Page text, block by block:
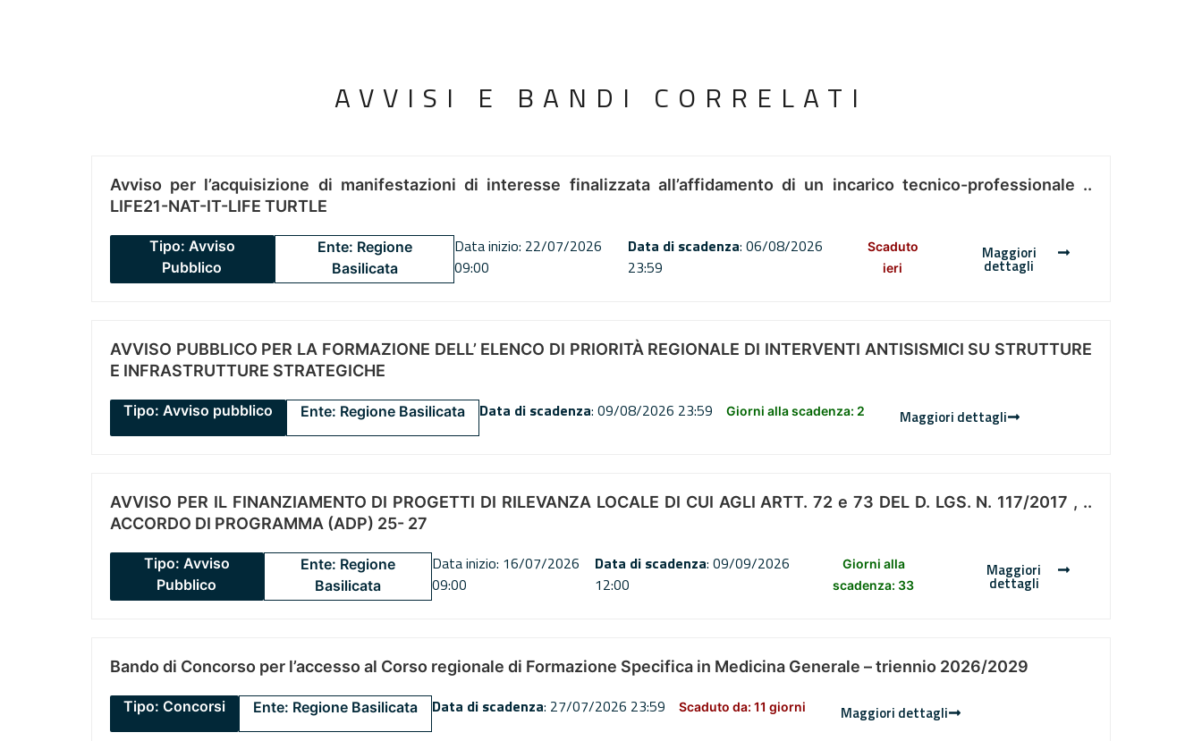
AVVISI E BANDI CORRELATI
Avviso per l’acquisizione di manifestazioni di interesse finalizzata all’affidamento di un incarico tecnico-professionale ..
LIFE21-NAT-IT-LIFE TURTLE
Tipo: Avviso
Pubblico
Ente: Regione
Basilicata
Data inizio: 22/07/2026
09:00
Data di scadenza: 06/08/2026
23:59
Scaduto
ieri
Maggiori
dettagli
AVVISO PUBBLICO PER LA FORMAZIONE DELL’ ELENCO DI PRIORITÀ REGIONALE DI INTERVENTI ANTISISMICI SU STRUTTURE
E INFRASTRUTTURE STRATEGICHE
Tipo: Avviso pubblico Ente: Regione Basilicata Data di scadenza: 09/08/2026 23:59 Giorni alla scadenza: 2 Maggiori dettagli
AVVISO PER IL FINANZIAMENTO DI PROGETTI DI RILEVANZA LOCALE DI CUI AGLI ARTT. 72 e 73 DEL D. LGS. N. 117/2017 , ..
ACCORDO DI PROGRAMMA (ADP) 25- 27
Tipo: Avviso
Pubblico
Ente: Regione
Basilicata
Data inizio: 16/07/2026
09:00
Data di scadenza: 09/09/2026
12:00
Giorni alla
scadenza: 33
Maggiori
dettagli
Bando di Concorso per l’accesso al Corso regionale di Formazione Specifica in Medicina Generale – triennio 2026/2029
Tipo: Concorsi Ente: Regione Basilicata Data di scadenza: 27/07/2026 23:59 Scaduto da: 11 giorni Maggiori dettagli